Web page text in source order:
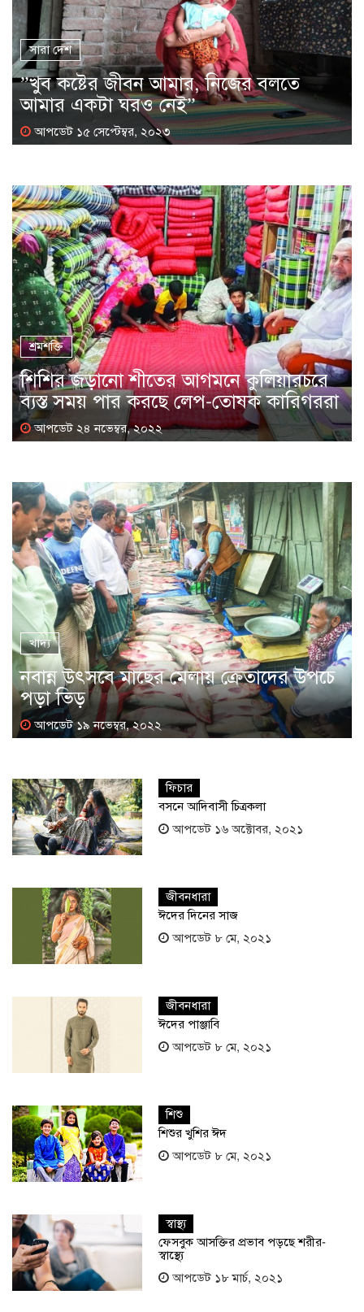
সারা দেশ
”খুব কষ্টের জীবন আমার, নিজের বলতে
আমার একটা ঘরও নেই”
আপডেট ১৫ সেপ্টেম্বর, ২০২৩
শ্রমশক্তি
শিশির জড়ানো শীতের আগমনে কুলিয়ারচরে
ব্যস্ত সময় পার করছে লেপ-তোষক কারিগররা
আপডেট ২৪ নভেম্বর, ২০২২
খাদ্য
নবান্ন উৎসবে মাছের মেলায় ক্রেতাদের উপচে
পড়া ভিড়
আপডেট ১৯ নভেম্বর, ২০২২
ফিচার
বসনে আদিবাসী চিত্রকলা
আপডেট ১৬ অক্টোবর, ২০২১
জীবনধারা
ঈদের দিনের সাজ
আপডেট ৮ মে, ২০২১
জীবনধারা
ঈদের পাঞ্জাবি
আপডেট ৮ মে, ২০২১
শিশু
শিশুর খুশির ঈদ
আপডেট ৮ মে, ২০২১
স্বাস্থ্য
ফেসবুক আসক্তির প্রভাব পড়ছে শরীর-
স্বাস্থ্যে
আপডেট ১৮ মার্চ, ২০২১